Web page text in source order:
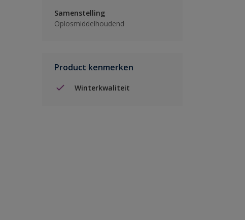
Samenstelling
Oplosmiddelhoudend
Product kenmerken
Winterkwaliteit